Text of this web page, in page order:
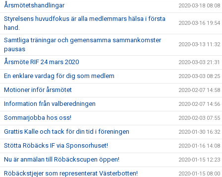
Årsmötetshandlingar 2020-03-18 08:08
Styrelsens huvudfokus är alla medlemmars hälsa i första
hand.
2020-03-16 19:54
Samtliga träningar och gemensamma sammankomster
pausas
2020-03-13 11:32
Årsmöte RIF 24 mars 2020 2020-03-03 21:31
En enklare vardag för dig som medlem 2020-03-03 08:25
Motioner inför årsmötet 2020-02-07 14:58
Information från valberedningen 2020-02-07 14:56
Sommarjobba hos oss! 2020-02-03 07:55
Grattis Kalle och tack för din tid i föreningen 2020-01-30 16:32
Stötta Röbäcks IF via Sponsorhuset! 2020-01-16 14:08
Nu är anmälan till Röbäckscupen öppen! 2020-01-15 12:23
Röbäckstjejer som representerat Västerbotten! 2020-01-15 08:00